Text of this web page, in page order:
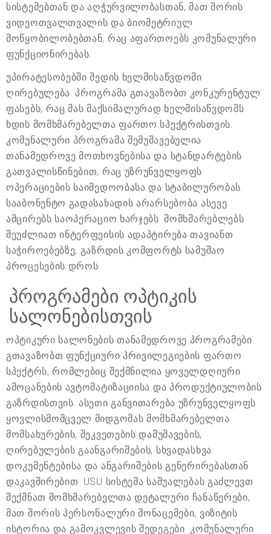
სისტემებთან და აღჭურვილობასთან, მათ შორის
ვიდეოთვალთვალის და ბიომეტრიულ
მოწყობილობებთან, რაც აფართოებს კომუნალური
ფუნქციონირებას.
უპირატესობებში შედის ხელმისაწვდომი
ღირებულება. პროგრამა გთავაზობთ კონკურენტულ
ფასებს, რაც მას მაქსიმალურად ხელმისაწვდომს
ხდის მომხმარებელთა ფართო სპექტრისთვის.
კომუნალური პროგრამა შემუშავებულია
თანამედროვე მოთხოვნებისა და სტანდარტების
გათვალისწინებით, რაც უზრუნველყოფს
ოპერაციების საიმედოობასა და სტაბილურობას.
სააბონენტო გადასახადის არარსებობა ასევე
ამცირებს საოპერაციო ხარჯებს. მომხმარებლებს
შეუძლიათ ინტერფეისის ადაპტირება თავიანთ
საჭიროებებზე, გაზრდის კომფორტს სამუშაო
პროცესების დროს.
პროგრამები ოპტიკის
სალონებისთვის
ოპტიკური სალონების თანამედროვე პროგრამები
გთავაზობთ ფუნქციური პრივილეგიების ფართო
სპექტრს, რომლებიც შექმნილია ყოველდღიური
ამოცანების ავტომატიზაციისა და პროდუქტიულობის
გაზრდისთვის. ასეთი განვითარება უზრუნველყოფს
ყოვლისმომცველ მიდგომას მომხმარებელთა
მომსახურების, შეკვეთების დამუშავების,
ღირებულების გაანგარიშების, სხვადასხვა
დოკუმენტებისა და ანგარიშების გენერირებასთან
დაკავშირებით. USU სისტემა საშუალებას გაძლევთ
შექმნათ მომხმარებელთა დეტალური ჩანაწერები,
მათ შორის პერსონალური მონაცემები, ვიზიტის
ისტორია და გამოკვლევის შედეგები. კომუნალური